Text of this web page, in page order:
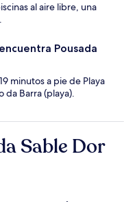
al aire libre, una
Pousada
minutos a pie de Playa
da Barra (playa).
Sable Dor